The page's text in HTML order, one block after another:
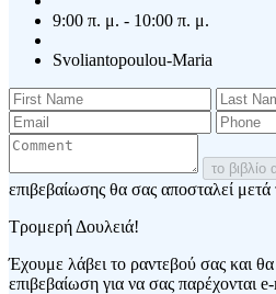
9:00 π. μ. - 10:00 π. μ.
Svoliantopoulou-Maria
το βιβλίο
επιβεβαίωσης θα σας αποσταλεί μετά
Τρομερή Δουλειά!
Έχουμε λάβει το ραντεβού σας και
επιβεβαίωση για να σας παρέχονται